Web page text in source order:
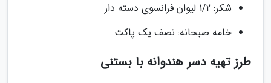
شکر: 1/2 لیوان فرانسوی دسته دار
خامه صبحانه: نصف یک پاکت
طرز تهیه دسر هندوانه با بستنی